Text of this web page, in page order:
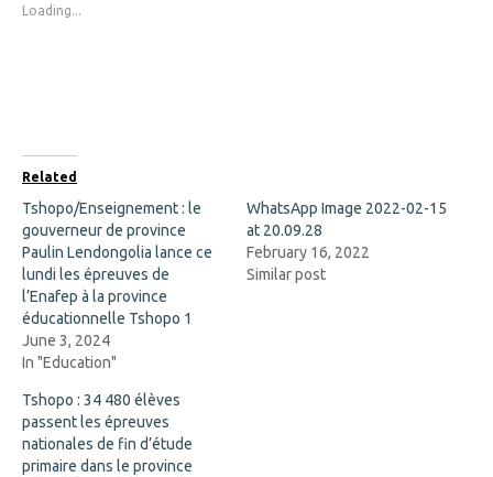
h
b
o
o
k
(
O
p
e
n
s
i
n
n
e
w
n
d
o
w
)
i
n
n
e
w
w
i
n
d
Loading...
Related
Tshopo/Enseignement : le
gouverneur de province
Paulin Lendongolia lance ce
lundi les épreuves de
l’Enafep à la province
éducationnelle Tshopo 1
June 3, 2024
In "Education"
WhatsApp Image 2022-02-15
at 20.09.28
February 16, 2022
Similar post
Tshopo : 34 480 élèves
passent les épreuves
nationales de fin d’étude
primaire dans le province